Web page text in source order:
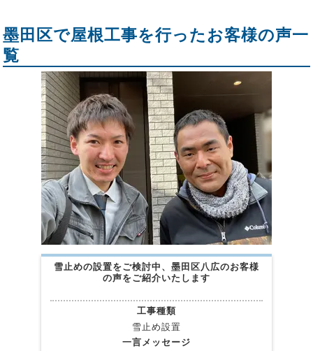
墨田区で屋根工事を行ったお客様の声一
覧
雪止めの設置をご検討中、墨田区八広のお客様
の声をご紹介いたします
工事種類
雪止め設置
一言メッセージ